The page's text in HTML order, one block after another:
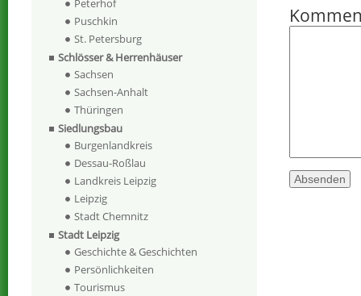
Peterhof
Puschkin
St. Petersburg
Schlösser & Herrenhäuser
Sachsen
Sachsen-Anhalt
Thüringen
Siedlungsbau
Burgenlandkreis
Dessau-Roßlau
Landkreis Leipzig
Leipzig
Stadt Chemnitz
Stadt Leipzig
Geschichte & Geschichten
Persönlichkeiten
Tourismus